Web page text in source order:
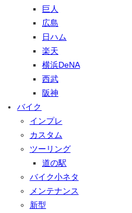
巨人
広島
日ハム
楽天
横浜DeNA
西武
阪神
バイク
インプレ
カスタム
ツーリング
道の駅
バイク小ネタ
メンテナンス
新型